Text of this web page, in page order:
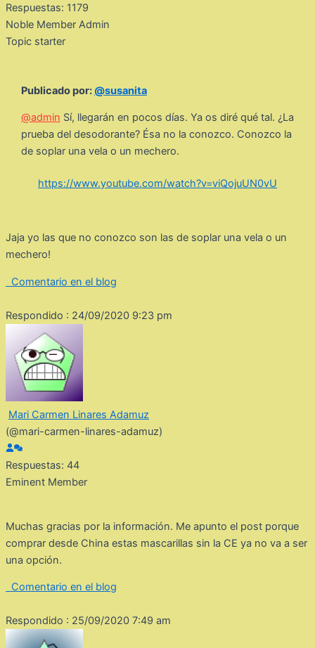
Respuestas: 1179
Noble Member Admin
Topic starter
Publicado por: @susanita
@admin Sí, llegarán en pocos días. Ya os diré qué tal. ¿La
prueba del desodorante? Ésa no la conozco. Conozco la
de soplar una vela o un mechero.
https://www.youtube.com/watch?v=viQojuUN0vU
Jaja yo las que no conozco son las de soplar una vela o un
mechero!
Comentario en el blog
Respondido : 24/09/2020 9:23 pm
Mari Carmen Linares Adamuz
(@mari-carmen-linares-adamuz)
Respuestas: 44
Eminent Member
Muchas gracias por la información. Me apunto el post porque
comprar desde China estas mascarillas sin la CE ya no va a ser
una opción.
Comentario en el blog
Respondido : 25/09/2020 7:49 am